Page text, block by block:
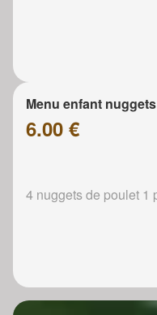
Menu enfant nuggets
6.00 €
4 nuggets de poulet 1